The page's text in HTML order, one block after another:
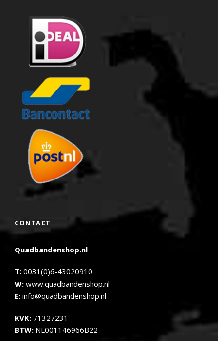
CONTACT
Quadbandenshop.nl
T: 0031(0)6-43020910
W: www.quadbandenshop.nl
E: info@quadbandenshop.nl
KVK: 71327231
BTW: NL001146966B22